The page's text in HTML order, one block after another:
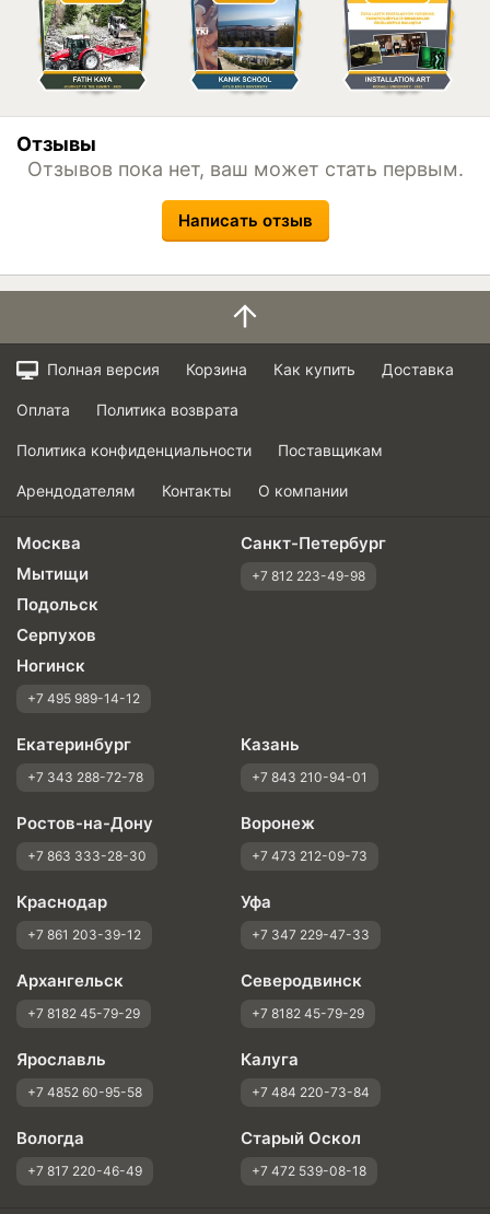
Отзывы
Отзывов пока нет, ваш может стать первым.
Написать отзыв
Полная версия Корзина Как купить Доставка
Оплата Политика возврата
Политика конфиденциальности Поставщикам
Арендодателям Контакты О компании
Москва
Мытищи
Подольск
Серпухов
Ногинск
+7 495 989-14-12
Санкт-Петербург
+7 812 223-49-98
Екатеринбург
+7 343 288-72-78
Казань
+7 843 210-94-01
Ростов-на-Дону
+7 863 333-28-30
Воронеж
+7 473 212-09-73
Краснодар
+7 861 203-39-12
Уфа
+7 347 229-47-33
Архангельск
+7 8182 45-79-29
Северодвинск
+7 8182 45-79-29
Ярославль
+7 4852 60-95-58
Калуга
+7 484 220-73-84
Вологда
+7 817 220-46-49
Старый Оскол
+7 472 539-08-18